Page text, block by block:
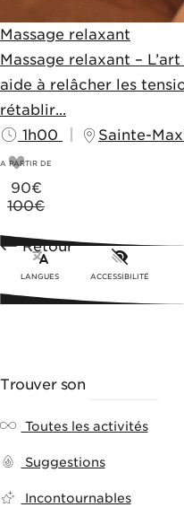
Massage relaxant
Massage relaxant –
aide à relâcher les
rétablir...
1h00
Sainte-
A PARTIR DE
90€
100€
Retour
LANGUES ACCESSIBILITÉ
Trouver son
Toutes les activités
Suggestions
Incontournables